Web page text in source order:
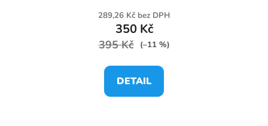
289,26 Kč bez DPH
350 Kč
395 Kč (–11 %)
DETAIL